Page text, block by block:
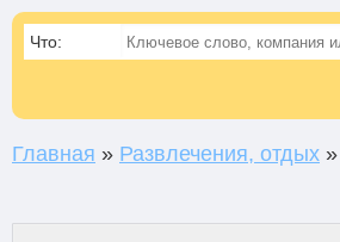
Что:
Главная » Развлечения, отдых »